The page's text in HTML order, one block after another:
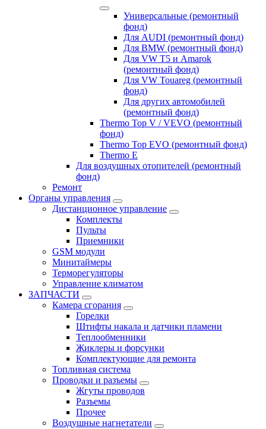
Универсальные (ремонтный
фонд)
Для AUDI (ремонтный фонд)
Для BMW (ремонтный фонд)
Для VW T5 и Amarok
(ремонтный фонд)
Для VW Touareg (ремонтный
фонд)
Для других автомобилей
(ремонтный фонд)
Thermo Top V / VEVO (ремонтный
фонд)
Thermo Top EVO (ремонтный фонд)
Thermo E
Для воздушных отопителей (ремонтный
фонд)
Ремонт
Органы управления
Дистанционное управление
Комплекты
Пульты
Приемники
GSM модули
Минитаймеры
Терморегуляторы
Управление климатом
ЗАПЧАСТИ
Камера сгорания
Горелки
Штифты накала и датчики пламени
Теплообменники
Жиклеры и форсунки
Комплектующие для ремонта
Топливная система
Проводки и разъемы
Жгуты проводов
Разъемы
Прочее
Воздушные нагнетатели